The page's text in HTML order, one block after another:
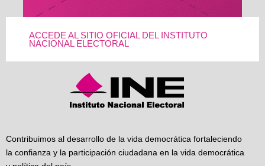
ACCEDE AL SITIO OFICIAL DEL INSTITUTO
NACIONAL ELECTORAL
Contribuimos al desarrollo de la vida democrática fortaleciendo
la confianza y la participación ciudadana en la vida democrática